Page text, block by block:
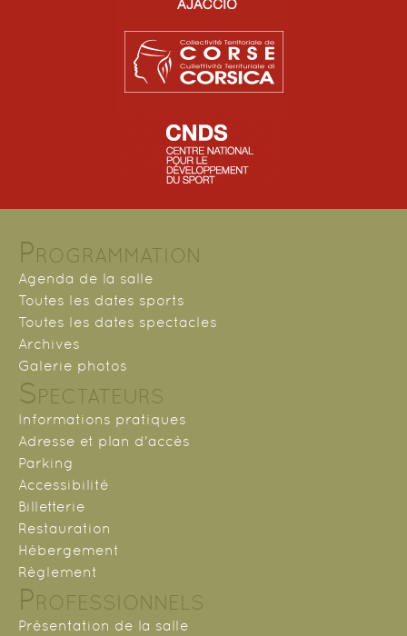
Programmation
Agenda de la salle
Toutes les dates sports
Toutes les dates spectacles
Archives
Galerie photos
Spectateurs
Informations pratiques
Adresse et plan d'accès
Parking
Accessibilité
Billetterie
Restauration
Hébergement
Règlement
Professionnels
Présentation de la salle